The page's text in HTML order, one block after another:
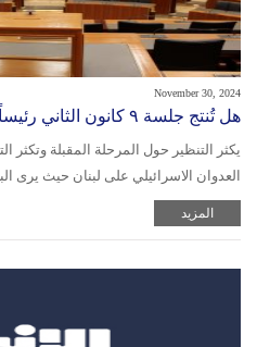
November 30, 2024
هل تُنتج جلسة ٩ كانون الثاني رئيساً للجمهورية؟
يكثر التنظير حول المرحلة المقبلة وتكثر
العدوان الاسرائيلي على لبنان حيث يرى
المزيد